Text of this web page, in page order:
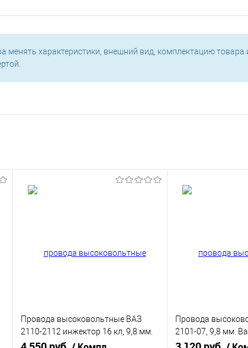
менять характеристики, внешний вид, комплектацию товара
Провода высоковольтные ВАЗ
2110-2112 инжектор 16 кл, 9,8 мм.
Bautler, силикон (BTL-0012IWS)
Провода
2101-07, 9,8 мм.
(BTL-0001IWS)